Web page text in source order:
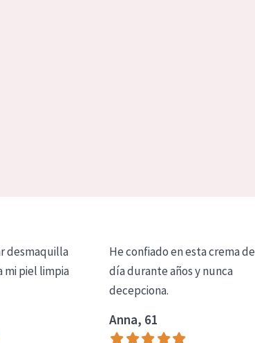
desmaquilla
mi piel limpia
He confiado en esta crema de
día durante años y nunca
decepciona.
Anna, 61